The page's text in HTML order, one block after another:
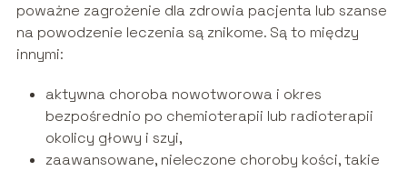
poważne zagrożenie dla zdrowia pacjenta lub szanse
na powodzenie leczenia są znikome. Są to między
innymi:
aktywna choroba nowotworowa i okres
bezpośrednio po chemioterapii lub radioterapii
okolicy głowy i szyi,
zaawansowane, nieleczone choroby kości, takie